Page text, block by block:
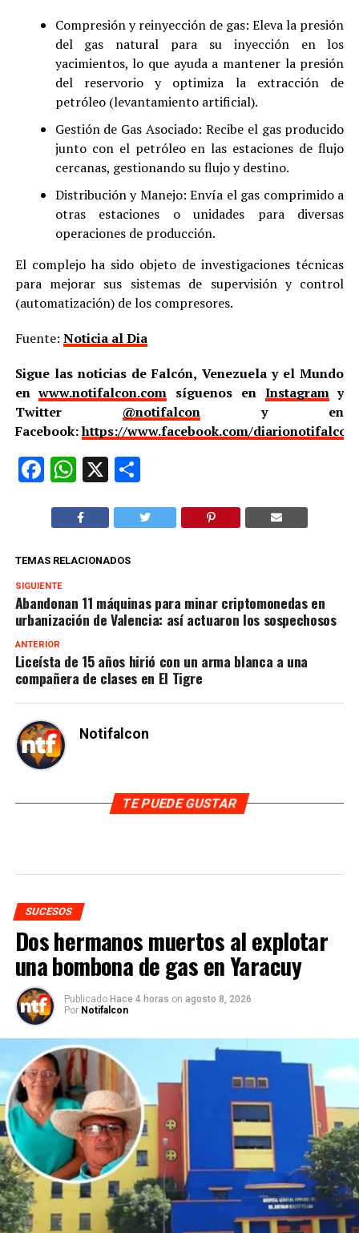
Compresión y reinyección de gas: Eleva la presión
del gas natural para su inyección en los
yacimientos, lo que ayuda a mantener la presión
del reservorio y optimiza la extracción de
petróleo (levantamiento artificial).
Gestión de Gas Asociado: Recibe el gas producido
junto con el petróleo en las estaciones de flujo
cercanas, gestionando su flujo y destino.
Distribución y Manejo: Envía el gas comprimido a
otras estaciones o unidades para diversas
operaciones de producción.
El complejo ha sido objeto de investigaciones técnicas
para mejorar sus sistemas de supervisión y control
(automatización) de los compresores.
Fuente: Noticia al Dia
Sigue las noticias de Falcón, Venezuela y el Mundo
enwww.notifalcon.com síguenos en Instagramy
Twitter @notifalcony en
Facebook:https://www.facebook.com/
Facebook
WhatsApp
X Compartir
TEMAS RELACIONADOS
SIGUIENTE
Abandonan 11 máquinas para minar criptomonedas en
urbanización de Valencia: así actuaron los sospechosos
ANTERIOR
Liceísta de 15 años hirió con un arma blanca a una
compañera de clases en El Tigre
Notifalcon
TE PUEDE GUSTAR
SUCESOS
Dos hermanos muertos al explotar
una bombona de gas en Yaracuy
Publicado Hace 4 horas on agosto 8, 2026
Por Notifalcon